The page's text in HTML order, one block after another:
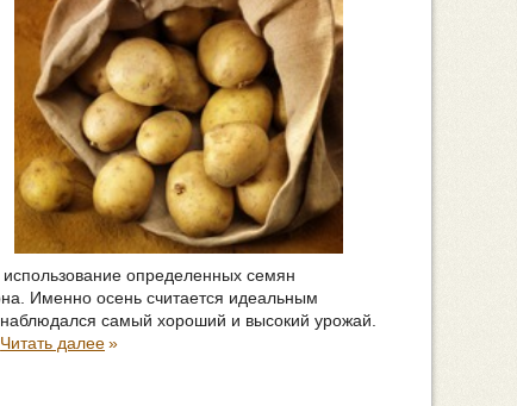
определенных семян
Именно осень считается идеальным
самый хороший и высокий урожай.
Читать далее»